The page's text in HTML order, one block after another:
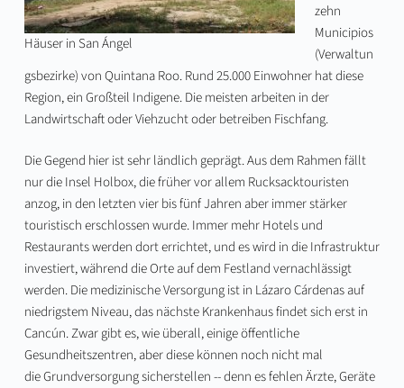
Häuser in San Ángel
zehn
Municipios
(Verwaltun
gsbezirke) von Quintana Roo. Rund 25.000 Einwohner hat diese
Region, ein Großteil Indigene. Die meisten arbeiten in der
Landwirtschaft oder Viehzucht oder betreiben Fischfang.
Die Gegend hier ist sehr ländlich geprägt. Aus dem Rahmen fällt
nur die Insel Holbox, die früher vor allem Rucksacktouristen
anzog, in den letzten vier bis fünf Jahren aber immer stärker
touristisch erschlossen wurde. Immer mehr Hotels und
Restaurants werden dort errichtet, und es wird in die Infrastruktur
investiert, während die Orte auf dem Festland vernachlässigt
werden. Die medizinische Versorgung ist in Lázaro Cárdenas auf
niedrigstem Niveau, das nächste Krankenhaus findet sich erst in
Cancún. Zwar gibt es, wie überall, einige öffentliche
Gesundheitszentren, aber diese können noch nicht mal
die Grundversorgung sicherstellen -- denn es fehlen Ärzte, Geräte